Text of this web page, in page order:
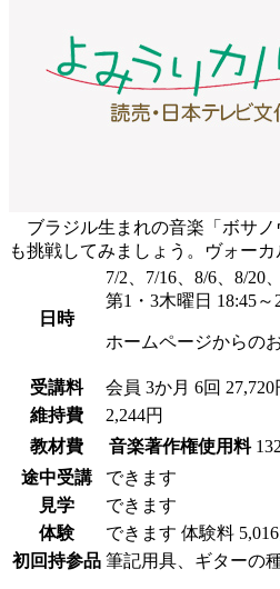
ブラジル生まれの音楽「ボサノ
も挑戦してみましょう。ヴォー
日時
7/2、7/16、8/6、8/20
第1・3木曜日 18:45～
ホームページからの
受講料 会員 3か月 6回
維持費
2,244円
教材費
音楽著作権使用料
途中受講
できます
見学
できます
体験
できます 体験料
初回持参品 筆記用具、ギターの